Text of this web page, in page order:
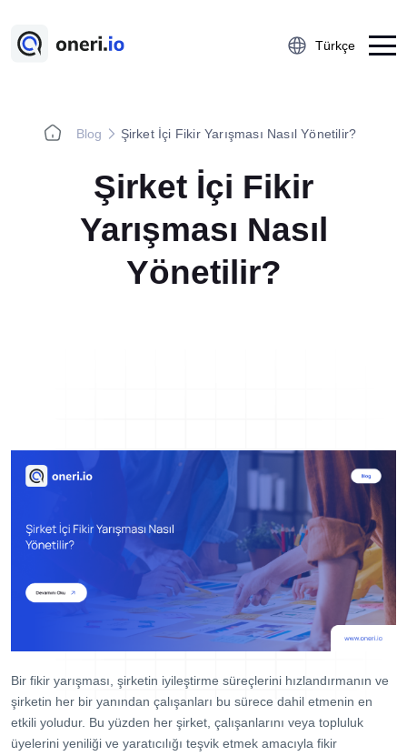
Türkçe
Platform
Çalışan Öneri Sistemi
5S Denetim Yönetimi
Önce-Sonra Kaizen
Aksiyon Yönetimi
TPM Hata Kartı
Müşteri Talep Yönetimi
Danışmanlık
Webinar
E-Kitaplar
Başarı Hikayeleri
Kurumsal
Blog Şirket İçi Fikir Yarışması Nasıl Yönetilir?
Şirket İçi Fikir
Yarışması Nasıl
Yönetilir?
Bir fikir yarışması, şirketin iyileştirme süreçlerini hızlandırmanın ve
şirketin her bir yanından çalışanları bu sürece dahil etmenin en
etkili yoludur. Bu yüzden her şirket, çalışanlarını veya topluluk
üyelerini yeniliği ve yaratıcılığı teşvik etmek amacıyla fikir